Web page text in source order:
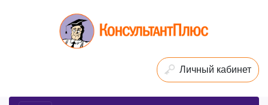
Личный кабинет